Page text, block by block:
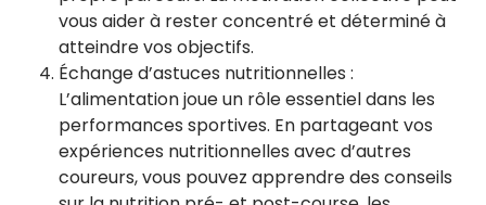
vous aider à rester concentré et déterminé à
atteindre vos objectifs.
Échange d’astuces nutritionnelles :
L’alimentation joue un rôle essentiel dans les
performances sportives. En partageant vos
expériences nutritionnelles avec d’autres
coureurs, vous pouvez apprendre des conseils